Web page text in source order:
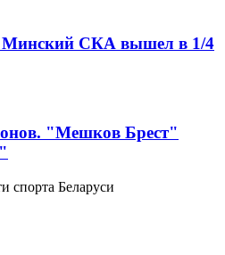
Минский СКА вышел в 1/4
"Мешков Брест"
спорта Беларуси